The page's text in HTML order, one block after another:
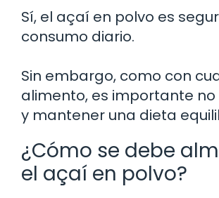
Sí, el açaí en polvo es
consumo diario.
Sin embargo, como con
alimento, es importante
y mantener una dieta
¿Cómo se debe
el açaí en polvo?